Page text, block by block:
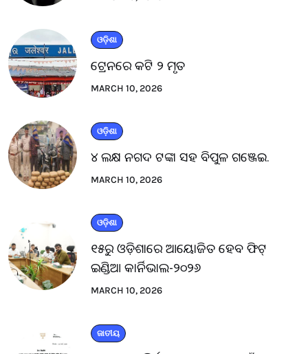
ଓଡ଼ିଶା
ଟ୍ରେନରେ କଟି ୨ ମୃତ
MARCH 10, 2026
ଓଡ଼ିଶା
୪ ଲକ୍ଷ ନଗଦ ଟଙ୍କା ସହ ବିପୁଳ ଗଞ୍ଜେଇ.
MARCH 10, 2026
ଓଡ଼ିଶା
୧୫ରୁ ଓଡ଼ିଶାରେ ଆୟୋଜିତ ହେବ ଫିଟ୍
ଇଣ୍ଡିଆ କାର୍ନିଭାଲ-୨୦୨୬
MARCH 10, 2026
ଜାତୀୟ